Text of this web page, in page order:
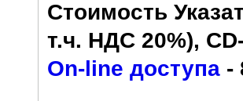
Стоимость
т.ч. НДС 20%),
On-line доступа-